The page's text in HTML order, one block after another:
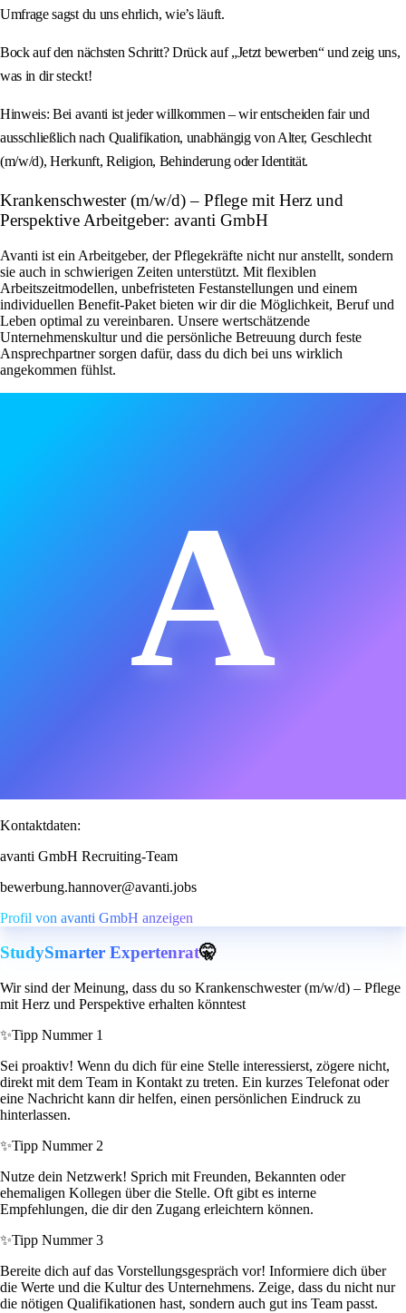
Umfrage sagst du uns ehrlich, wie’s läuft.
Bock auf den nächsten Schritt? Drück auf „Jetzt bewerben“ und zeig uns,
was in dir steckt!
Hinweis: Bei avanti ist jeder willkommen – wir entscheiden fair und
ausschließlich nach Qualifikation, unabhängig von Alter, Geschlecht
(m/w/d), Herkunft, Religion, Behinderung oder Identität.
Krankenschwester (m/w/d) – Pflege mit Herz und
Perspektive Arbeitgeber: avanti GmbH
Avanti ist ein Arbeitgeber, der Pflegekräfte nicht nur anstellt, sondern
sie auch in schwierigen Zeiten unterstützt. Mit flexiblen
Arbeitszeitmodellen, unbefristeten Festanstellungen und einem
individuellen Benefit-Paket bieten wir dir die Möglichkeit, Beruf und
Leben optimal zu vereinbaren. Unsere wertschätzende
Unternehmenskultur und die persönliche Betreuung durch feste
Ansprechpartner sorgen dafür, dass du dich bei uns wirklich
angekommen fühlst.
A
Kontaktdaten:
avanti GmbH Recruiting-Team
bewerbung.hannover@avanti.jobs
Profil von avanti GmbH anzeigen
StudySmarter Expertenrat🤫
Wir sind der Meinung, dass du so Krankenschwester (m/w/d) – Pflege
mit Herz und Perspektive erhalten könntest
✨Tipp Nummer 1
Sei proaktiv! Wenn du dich für eine Stelle interessierst, zögere nicht,
direkt mit dem Team in Kontakt zu treten. Ein kurzes Telefonat oder
eine Nachricht kann dir helfen, einen persönlichen Eindruck zu
hinterlassen.
✨Tipp Nummer 2
Nutze dein Netzwerk! Sprich mit Freunden, Bekannten oder
ehemaligen Kollegen über die Stelle. Oft gibt es interne
Empfehlungen, die dir den Zugang erleichtern können.
✨Tipp Nummer 3
Bereite dich auf das Vorstellungsgespräch vor! Informiere dich über
die Werte und die Kultur des Unternehmens. Zeige, dass du nicht nur
die nötigen Qualifikationen hast, sondern auch gut ins Team passt.